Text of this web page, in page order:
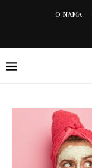
O NAMA